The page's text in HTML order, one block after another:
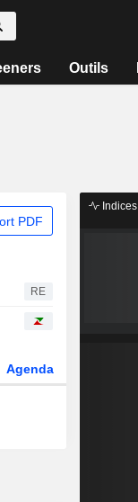
Outils
PDF
RE
Agenda
Indices